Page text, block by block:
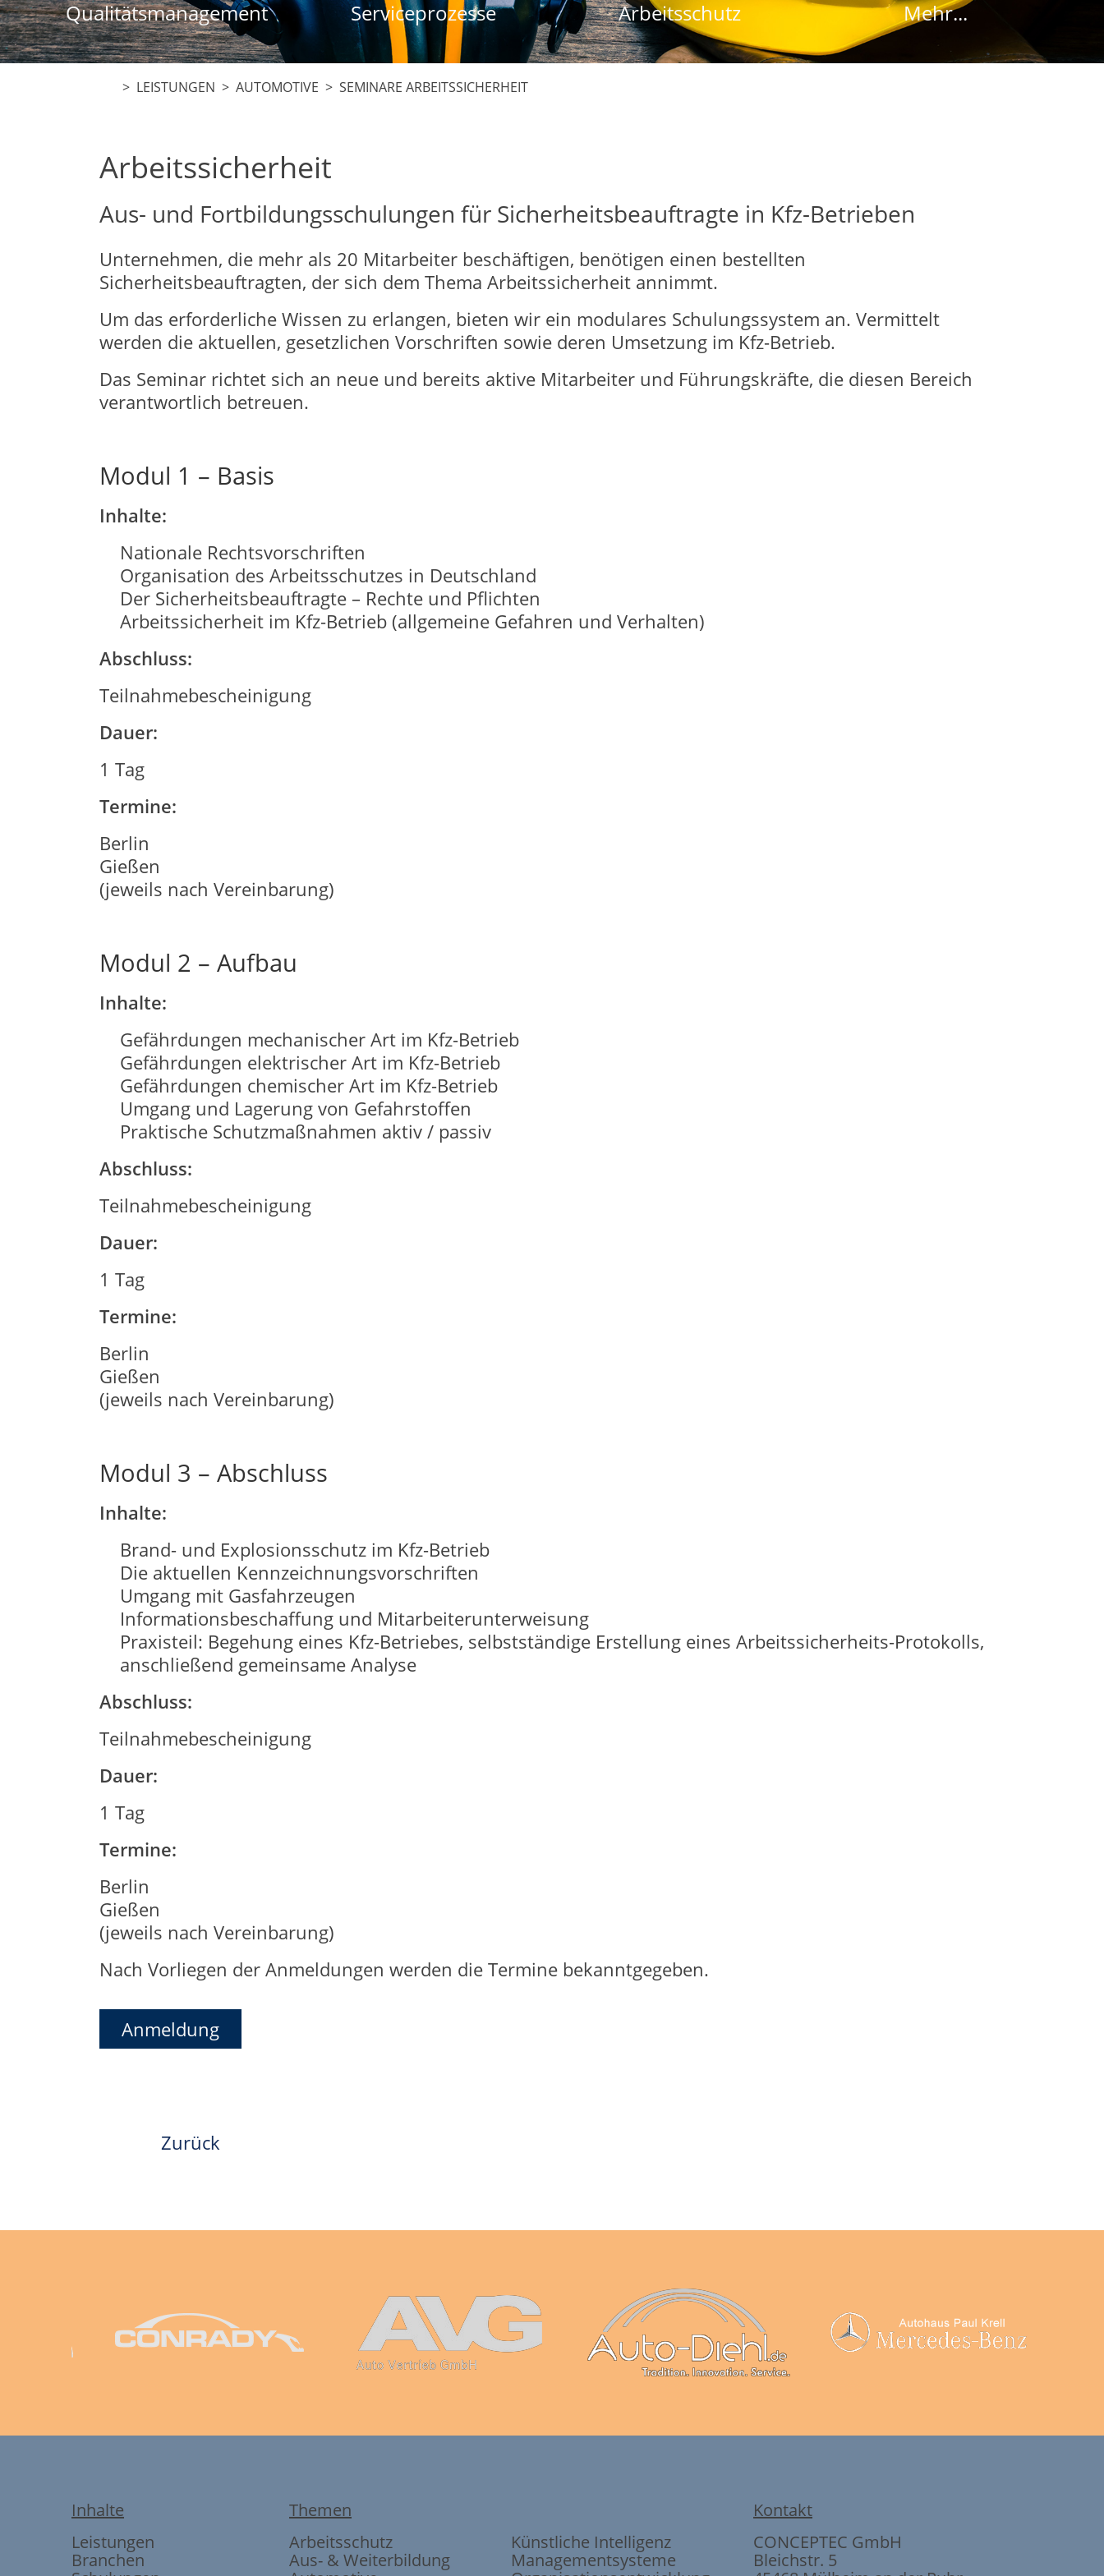
Qualitätsmanagement Serviceprozesse Arbeitsschutz Mehr...
> LEISTUNGEN > AUTOMOTIVE > SEMINARE ARBEITSSICHERHEIT
Arbeitssicherheit
Aus- und Fortbildungsschulungen für Sicherheitsbeauftragte in Kfz-Betrieben
Unternehmen, die mehr als 20 Mitarbeiter beschäftigen, benötigen einen bestellten
Sicherheitsbeauftragten, der sich dem Thema Arbeitssicherheit annimmt.
Um das erforderliche Wissen zu erlangen, bieten wir ein modulares Schulungssystem an. Vermittelt
werden die aktuellen, gesetzlichen Vorschriften sowie deren Umsetzung im Kfz-Betrieb.
Das Seminar richtet sich an neue und bereits aktive Mitarbeiter und Führungskräfte, die diesen Bereich
verantwortlich betreuen.
Modul 1 – Basis
Inhalte:
Nationale Rechtsvorschriften
Organisation des Arbeitsschutzes in Deutschland
Der Sicherheitsbeauftragte – Rechte und Pflichten
Arbeitssicherheit im Kfz-Betrieb (allgemeine Gefahren und Verhalten)
Abschluss:
Teilnahmebescheinigung
Dauer:
1 Tag
Termine:
Berlin
Gießen
(jeweils nach Vereinbarung)
Modul 2 – Aufbau
Inhalte:
Gefährdungen mechanischer Art im Kfz-Betrieb
Gefährdungen elektrischer Art im Kfz-Betrieb
Gefährdungen chemischer Art im Kfz-Betrieb
Umgang und Lagerung von Gefahrstoffen
Praktische Schutzmaßnahmen aktiv / passiv
Abschluss:
Teilnahmebescheinigung
Dauer:
1 Tag
Termine:
Berlin
Gießen
(jeweils nach Vereinbarung)
Modul 3 – Abschluss
Inhalte:
Brand- und Explosionsschutz im Kfz-Betrieb
Die aktuellen Kennzeichnungsvorschriften
Umgang mit Gasfahrzeugen
Informationsbeschaffung und Mitarbeiterunterweisung
Praxisteil: Begehung eines Kfz-Betriebes, selbstständige Erstellung eines Arbeitssicherheits-Protokolls,
anschließend gemeinsame Analyse
Abschluss:
Teilnahmebescheinigung
Dauer:
1 Tag
Termine:
Berlin
Gießen
(jeweils nach Vereinbarung)
Nach Vorliegen der Anmeldungen werden die Termine bekanntgegeben.
Anmeldung
Zurück
Inhalte
Leistungen
Branchen
Themen
Arbeitsschutz
Aus- & Weiterbildung
Künstliche Intelligenz
Managementsysteme
Kontakt
CONCEPTEC GmbH
Bleichstr. 5